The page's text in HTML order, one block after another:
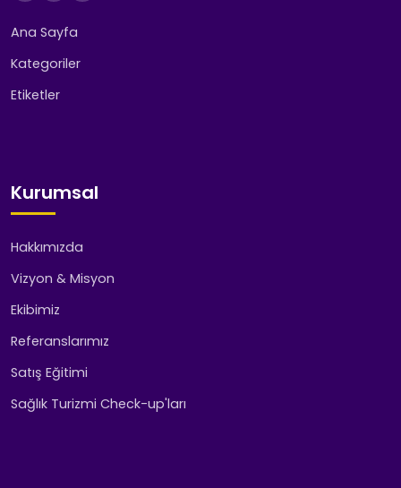
Ana Sayfa
Kategoriler
Etiketler
Kurumsal
Hakkımızda
Vizyon & Misyon
Ekibimiz
Referanslarımız
Satış Eğitimi
Sağlık Turizmi Check-up'ları